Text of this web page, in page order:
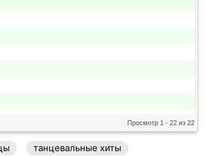
Просмотр 1 - 22 из 22
танцевальные хиты